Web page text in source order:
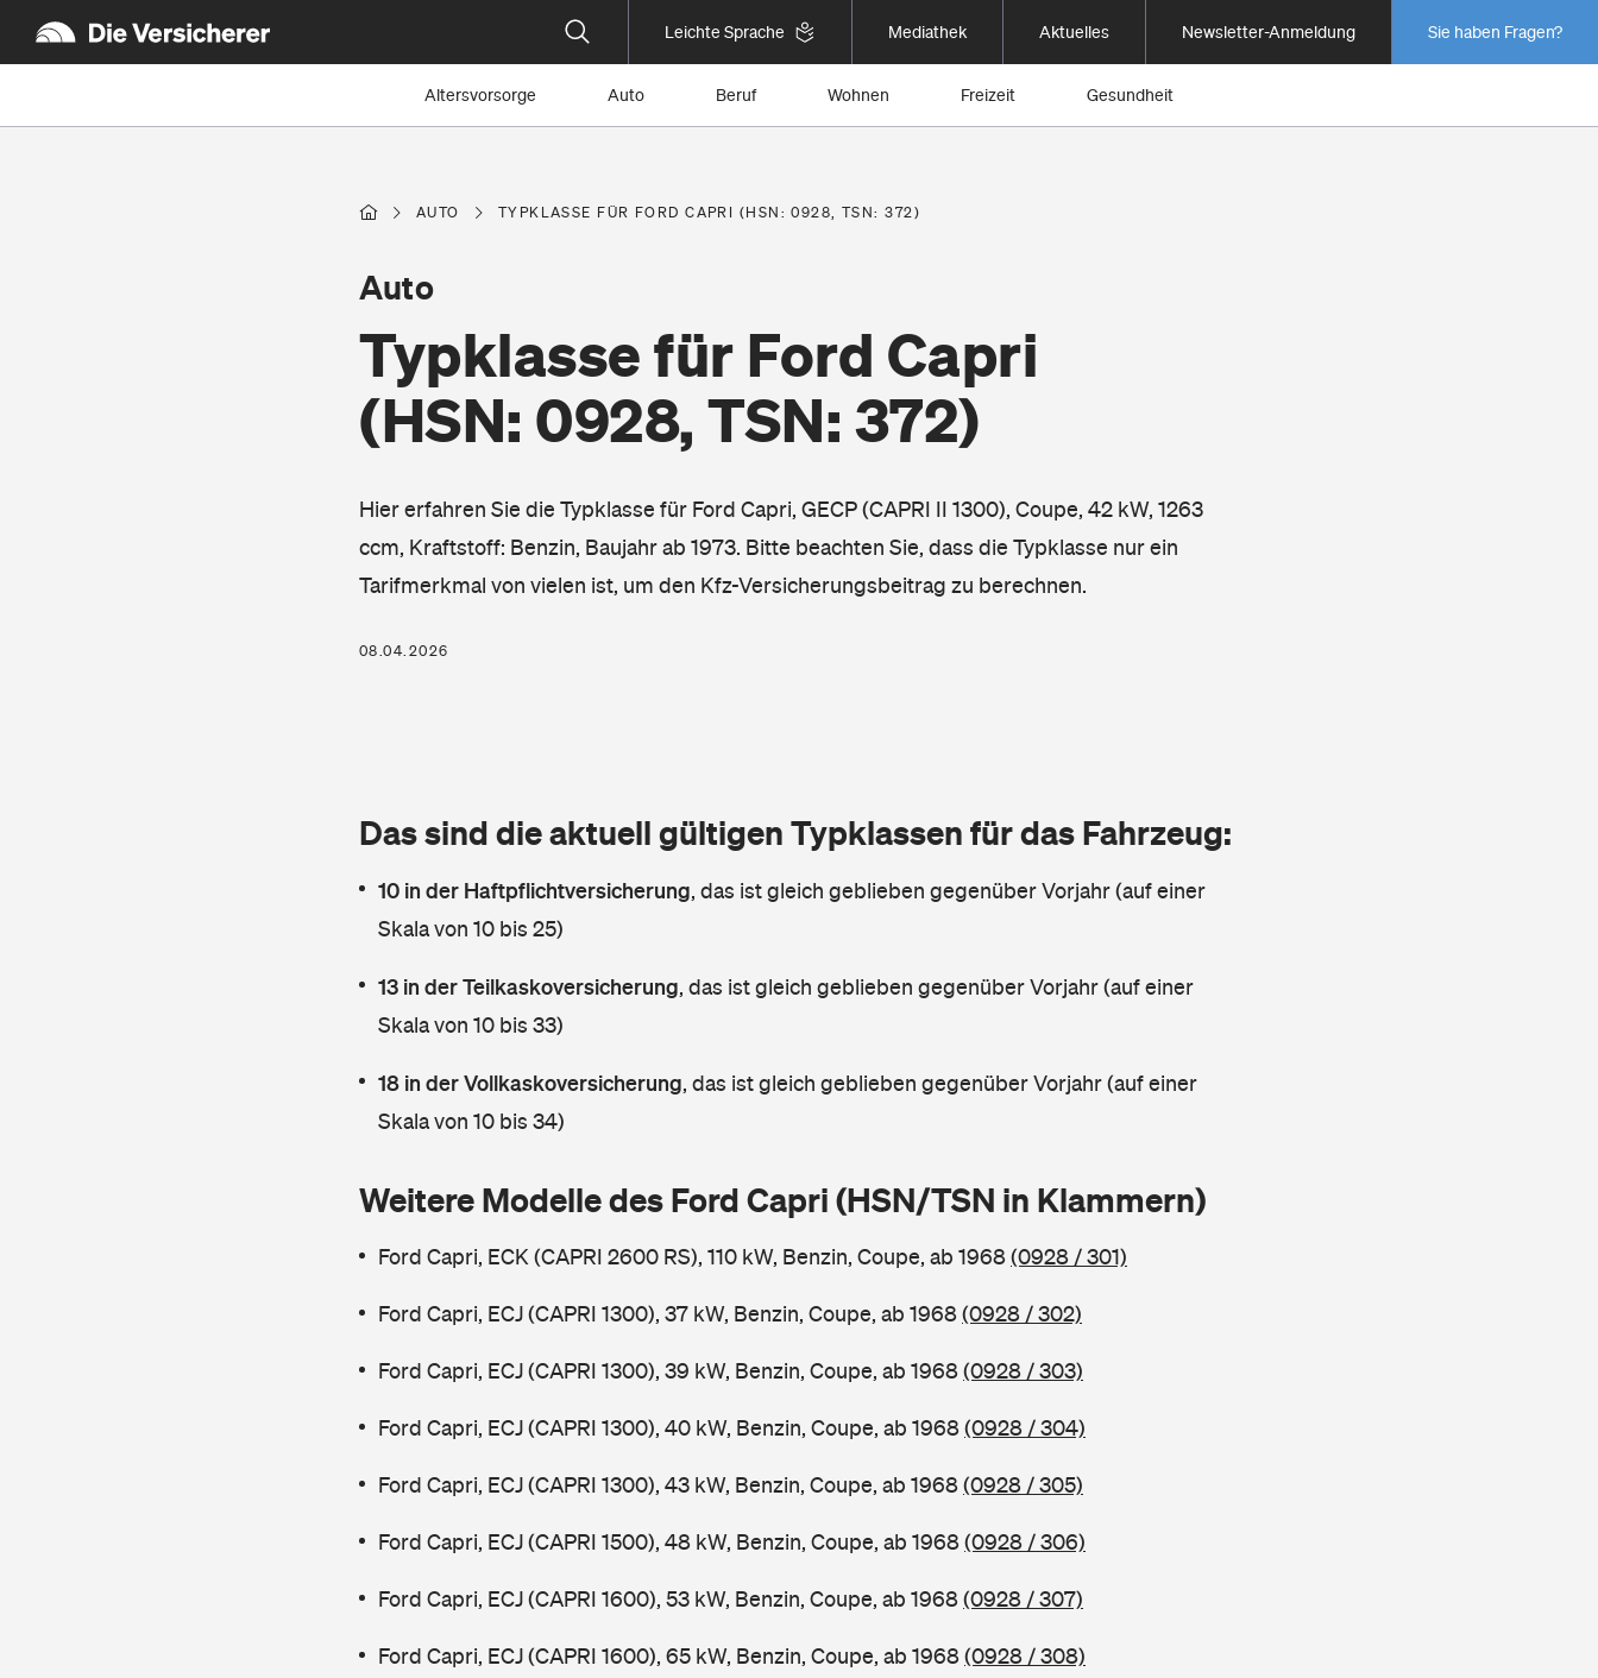
Leichte Sprache Mediathek Aktuelles Newsletter-Anmeldung Sie haben Fragen?
Altersvorsorge Auto Beruf Wohnen Freizeit Gesundheit
AUTO TYPKLASSE FÜR FORD CAPRI (HSN: 0928, TSN: 372)
Typklasse für Ford Capri
(HSN: 0928, TSN: 372)
Auto
Hier erfahren Sie die Typklasse für Ford Capri, GECP (CAPRI II 1300), Coupe, 42 kW, 1263
ccm, Kraftstoff: Benzin, Baujahr ab 1973. Bitte beachten Sie, dass die Typklasse nur ein
Tarifmerkmal von vielen ist, um den Kfz-Versicherungsbeitrag zu berechnen.
08.04.2026
Das sind die aktuell gültigen Typklassen für das Fahrzeug:
10 in der Haftpflichtversicherung, das ist gleich geblieben gegenüber Vorjahr (auf einer
Skala von 10 bis 25)
13 in der Teilkaskoversicherung, das ist gleich geblieben gegenüber Vorjahr (auf einer
Skala von 10 bis 33)
18 in der Vollkaskoversicherung, das ist gleich geblieben gegenüber Vorjahr (auf einer
Skala von 10 bis 34)
Weitere Modelle des Ford Capri (HSN/TSN in Klammern)
Ford Capri, ECK (CAPRI 2600 RS), 110 kW, Benzin, Coupe, ab 1968(0928 / 301)
Ford Capri, ECJ (CAPRI 1300), 37 kW, Benzin, Coupe, ab 1968(0928 / 302)
Ford Capri, ECJ (CAPRI 1300), 39 kW, Benzin, Coupe, ab 1968(0928 / 303)
Ford Capri, ECJ (CAPRI 1300), 40 kW, Benzin, Coupe, ab 1968(0928 / 304)
Ford Capri, ECJ (CAPRI 1300), 43 kW, Benzin, Coupe, ab 1968(0928 / 305)
Ford Capri, ECJ (CAPRI 1500), 48 kW, Benzin, Coupe, ab 1968(0928 / 306)
Ford Capri, ECJ (CAPRI 1600), 53 kW, Benzin, Coupe, ab 1968(0928 / 307)
Ford Capri, ECJ (CAPRI 1600), 65 kW, Benzin, Coupe, ab 1968(0928 / 308)